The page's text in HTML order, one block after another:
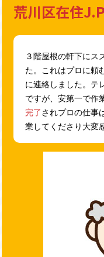
荒川区在住
３階屋根の軒下にス
た。これはプロに頼
に連絡しました。テ
ですが、安第一で作
完了されプロの仕事
業してくださり大変